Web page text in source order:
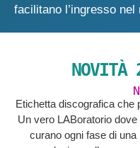
facilitano l’ingresso
NOVITÀ
Etichetta discografica che
Un vero LABoratorio
curano ogni fase di